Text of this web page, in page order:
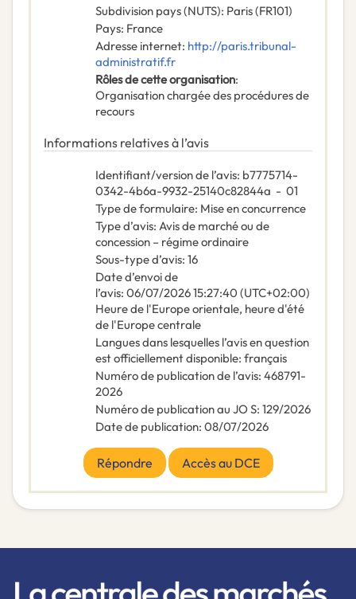
Subdivision pays (NUTS): Paris(FR101)
Pays: France
Adresse internet: http://paris.tribunal-
administratif.fr
Rôles de cette organisation:
Organisation chargée des procédures de
recours
Informations relatives à l’avis
Identifiant/version de l’avis: b7775714-
0342-4b6a-9932-25140c82844a - 01
Type de formulaire: Mise en concurrence
Type d’avis: Avis de marché ou de
concession – régime ordinaire
Sous-type d’avis: 16
Date d’envoi de
l’avis: 06/07/202615:27:40 (UTC+02:00)
Heure de l'Europe orientale, heure d'été
de l'Europe centrale
Langues dans lesquelles l’avis en question
est officiellement disponible: français
Numéro de publication de l’avis: 468791-
2026
Numéro de publication au JO S: 129/2026
Date de publication: 08/07/2026
Répondre Accès au DCE